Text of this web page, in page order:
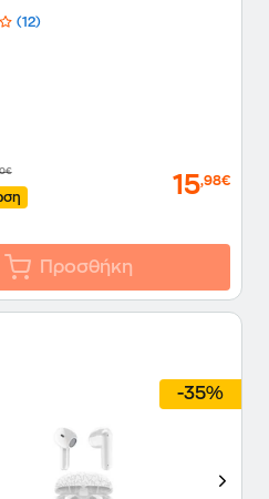
(12)
15,98€
Προσθήκη
-35%